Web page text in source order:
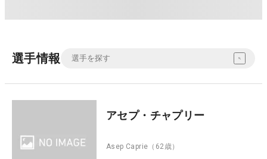
選手情報
アセプ・チャプリー
Asep Caprie （62歳）